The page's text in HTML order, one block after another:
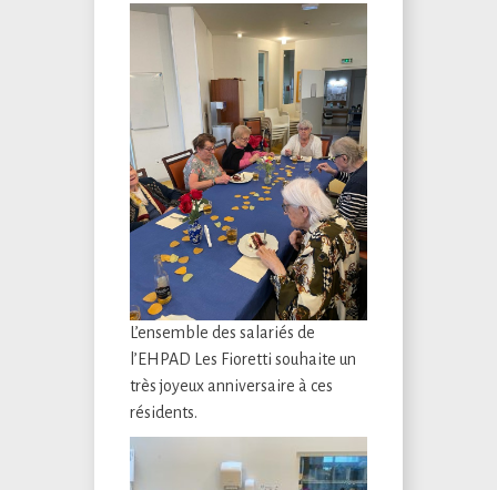
L’ensemble des salariés de
l’EHPAD Les Fioretti souhaite un
très joyeux anniversaire à ces
résidents.